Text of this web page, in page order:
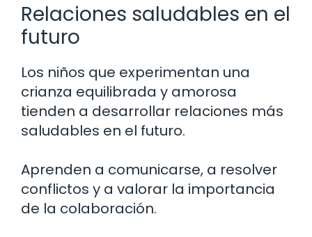
Relaciones saludables en el
futuro
Los niños que experimentan una
crianza equilibrada y amorosa
tienden a desarrollar relaciones más
saludables en el futuro.
Aprenden a comunicarse, a resolver
conflictos y a valorar la importancia
de la colaboración.